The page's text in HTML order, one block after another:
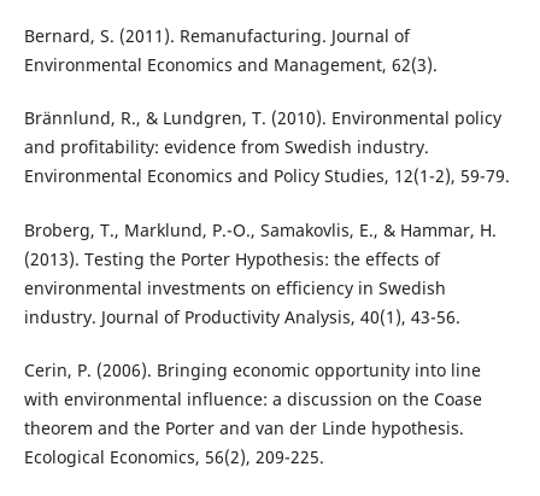
Bernard, S. (2011). Remanufacturing. Journal of
Environmental Economics and Management, 62(3).
Brännlund, R., & Lundgren, T. (2010). Environmental policy
and profitability: evidence from Swedish industry.
Environmental Economics and Policy Studies, 12(1-2), 59-79.
Broberg, T., Marklund, P.-O., Samakovlis, E., & Hammar, H.
(2013). Testing the Porter Hypothesis: the effects of
environmental investments on efficiency in Swedish
industry. Journal of Productivity Analysis, 40(1), 43-56.
Cerin, P. (2006). Bringing economic opportunity into line
with environmental influence: a discussion on the Coase
theorem and the Porter and van der Linde hypothesis.
Ecological Economics, 56(2), 209-225.